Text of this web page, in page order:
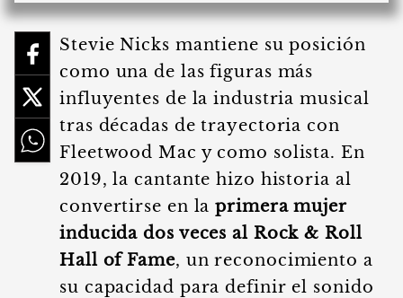
Stevie Nicks mantiene su posición
como una de las figuras más
influyentes de la industria musical
tras décadas de trayectoria con
Fleetwood Mac y como solista. En
2019, la cantante hizo historia al
convertirse en laprimera mujer
inducida dos veces al Rock & Roll
Hall of Fame, un reconocimiento a
su capacidad para definir el sonido